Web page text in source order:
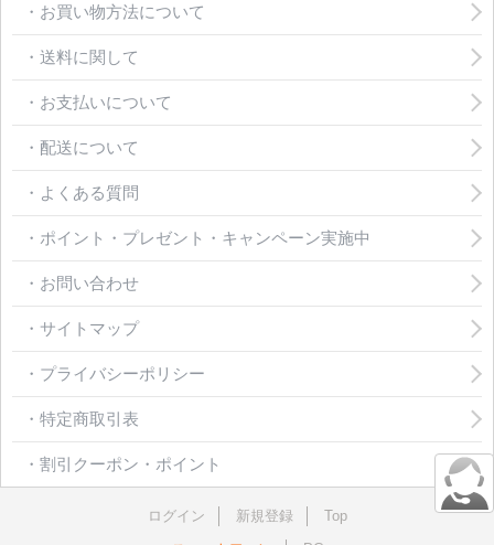
・お買い物方法について
・送料に関して
・お支払いについて
・配送について
・よくある質問
・ポイント・プレゼント・キャンペーン実施中
・お問い合わせ
・サイトマップ
・プライバシーポリシー
・特定商取引表
・割引クーポン・ポイント
ログイン 新規登録
Top